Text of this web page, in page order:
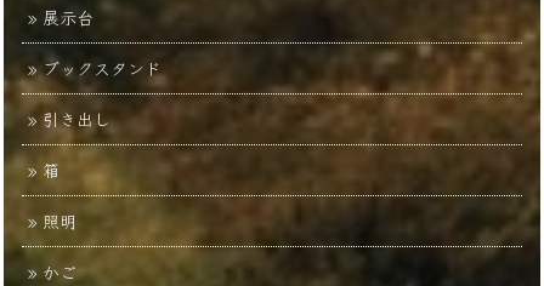
展示台
ブックスタンド
引き出し
箱
照明
かご